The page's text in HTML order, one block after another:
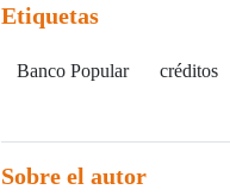
Etiquetas
Banco Popular créditos
Sobre el autor